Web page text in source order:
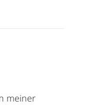
meiner